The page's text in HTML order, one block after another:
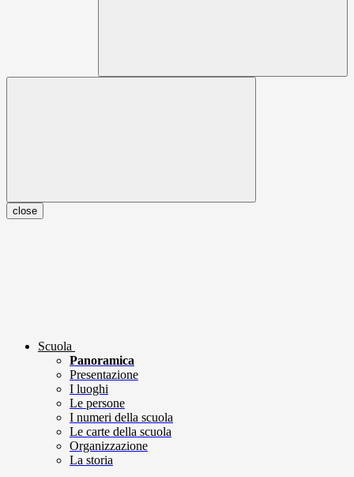
close
Scuola
Panoramica
Presentazione
I luoghi
Le persone
I numeri della scuola
Le carte della scuola
Organizzazione
La storia